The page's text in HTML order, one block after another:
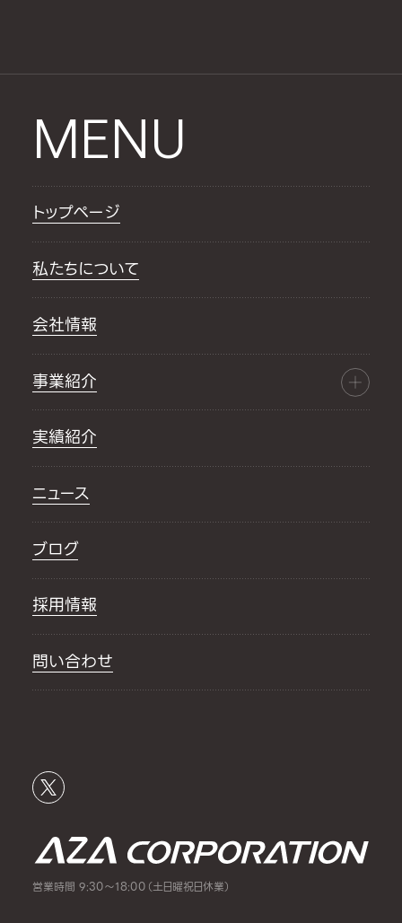
MENU
トップページ
私たちについて
会社情報
事業紹介
実績紹介
ニュース
ブログ
採用情報
問い合わせ
営業時間 9:30～18:00（土日曜祝日休業）